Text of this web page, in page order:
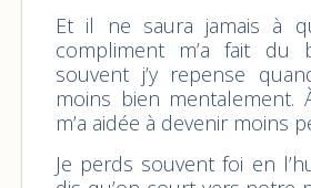
Et il ne saura jamais à
compliment m’a fait du
souvent j’y repense
moins bien mentalement.
m’a aidée à devenir moins
Je perds souvent foi en